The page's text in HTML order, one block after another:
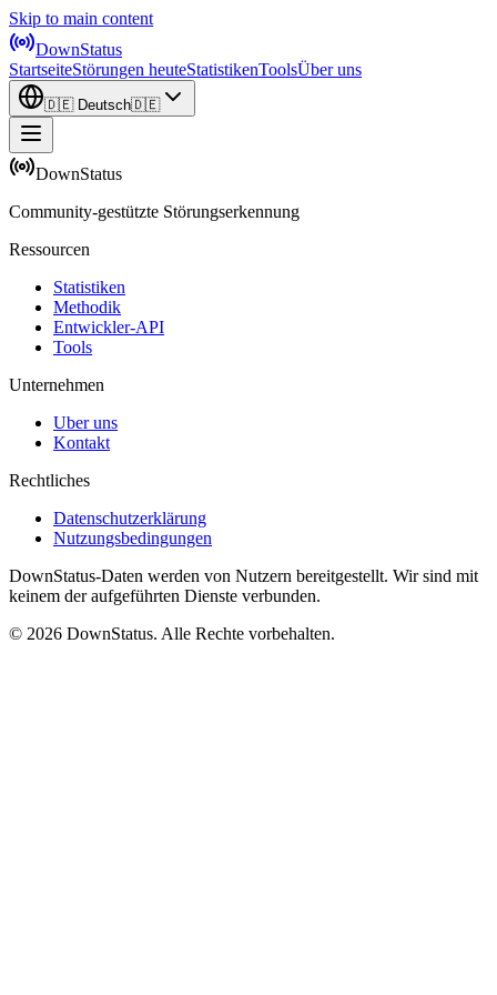
Skip to main content
DownStatus
StartseiteStörungen heuteStatistikenToolsÜber uns
🇩🇪 Deutsch🇩🇪
DownStatus
Community-gestützte Störungserkennung
Ressourcen
Statistiken
Methodik
Entwickler-API
Tools
Unternehmen
Uber uns
Kontakt
Rechtliches
Datenschutzerklärung
Nutzungsbedingungen
DownStatus-Daten werden von Nutzern bereitgestellt. Wir sind mit
keinem der aufgeführten Dienste verbunden.
© 2026 DownStatus. Alle Rechte vorbehalten.